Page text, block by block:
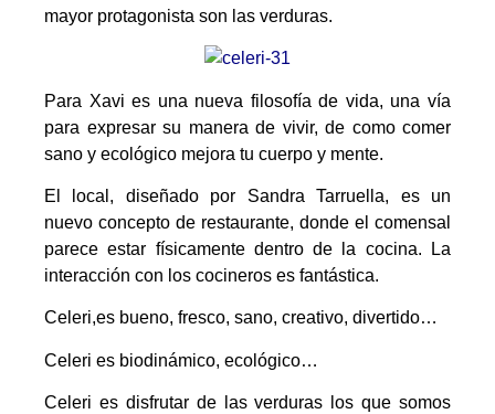
mayor protagonista son las verduras.
Para Xavi es una nueva filosofía de vida, una vía
para expresar su manera de vivir, de como comer
sano y ecológico mejora tu cuerpo y mente.
El local, diseñado por Sandra Tarruella, es un
nuevo concepto de restaurante, donde el comensal
parece estar físicamente dentro de la cocina. La
interacción con los cocineros es fantástica.
Celeri,es bueno, fresco, sano, creativo, divertido…
Celeri es biodinámico, ecológico…
Celeri es disfrutar de las verduras los que somos